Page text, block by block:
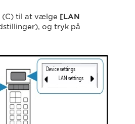
(C) til at vælge [LAN
og tryk på